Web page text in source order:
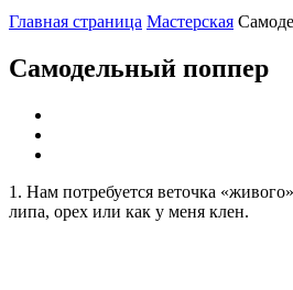
Главная страница Мастерская
Самодельный поппер
1. Нам потребуется веточка
липа, орех или как у меня клен.